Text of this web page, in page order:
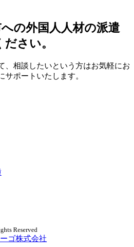
の外国人人材の派遣
さい。
、相談したいという方はお気軽にお
サポートいたします。
Reserved
ゴ株式会社